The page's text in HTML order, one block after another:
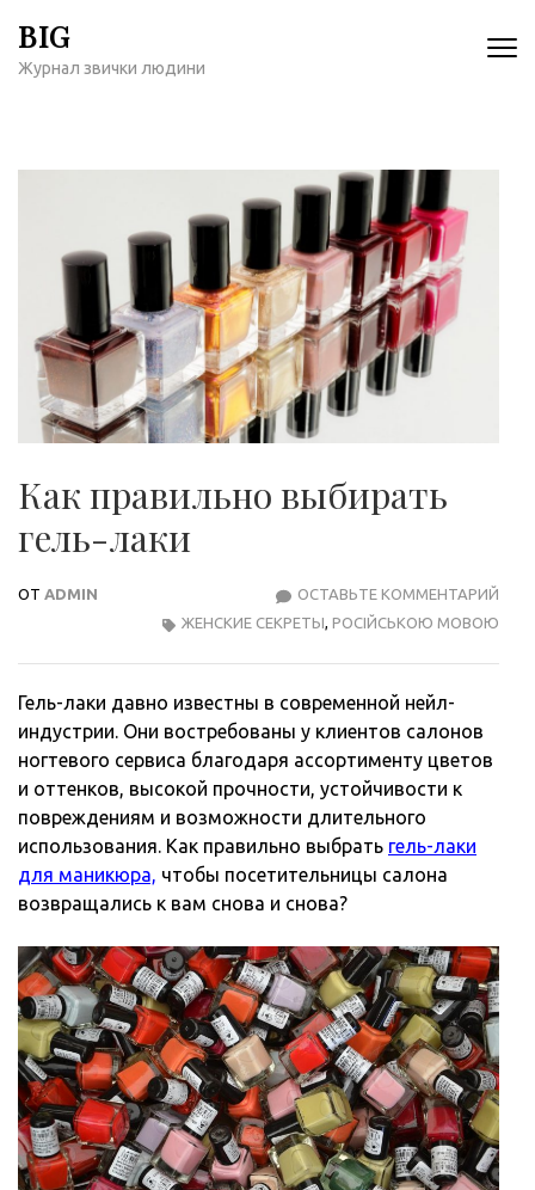
содержимому
BIG
Журнал звички людини
Как правильно выбирать
гель-лаки
ОТ ADMIN ОСТАВЬТЕ КОММЕНТАРИЙ
ЖЕНСКИЕ СЕКРЕТЫ, РОСІЙСЬКОЮ МОВОЮ
Гель-лаки давно известны в современной нейл-
индустрии. Они востребованы у клиентов салонов
ногтевого сервиса благодаря ассортименту цветов
и оттенков, высокой прочности, устойчивости к
повреждениям и возможности длительного
использования. Как правильно выбрать гель-лаки
для маникюра, чтобы посетительницы салона
возвращались к вам снова и снова?